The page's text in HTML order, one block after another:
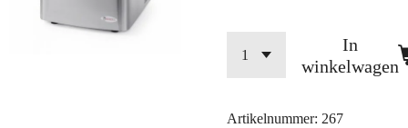
In
winkelwagen
Artikelnummer: 267